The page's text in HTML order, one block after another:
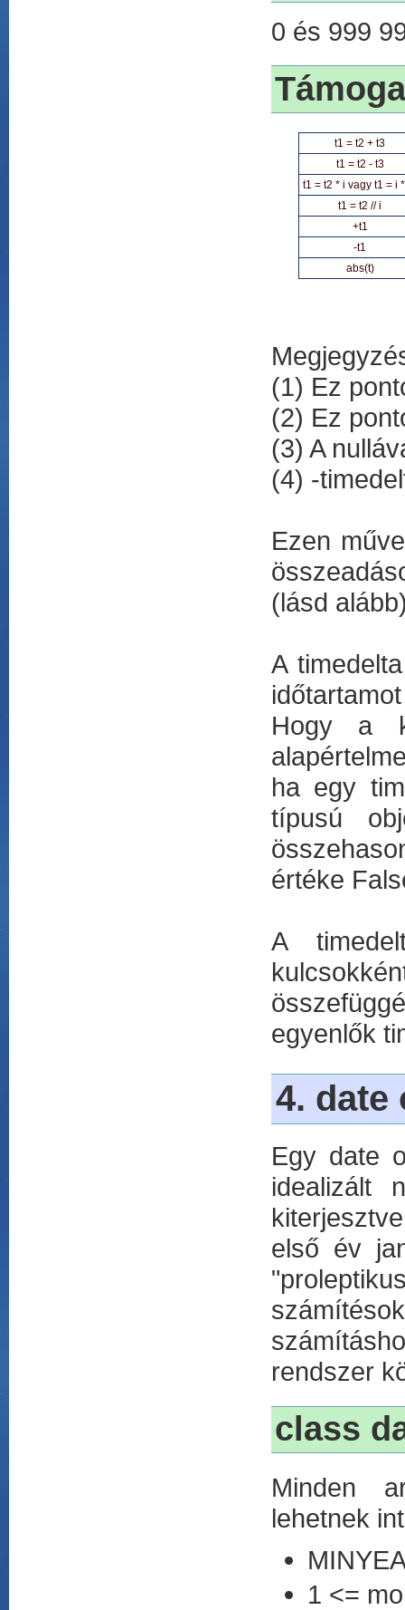
0 és 999
t1 = t2 + t3
t1 = t2 - t3
t1 = t2 * i vagy t1 = i
t1 = t2 // i
+t1
-t1
abs(t)
(1) Ez
(2) Ez
(3) A
(4) -
Ezen
(lásd
A
Hogy a
ha egy
típusú
értéke
A
egyenlők
4. date
Egy date
idealizált
első év
rendszer
class
Minden
lehetnek
1 <=